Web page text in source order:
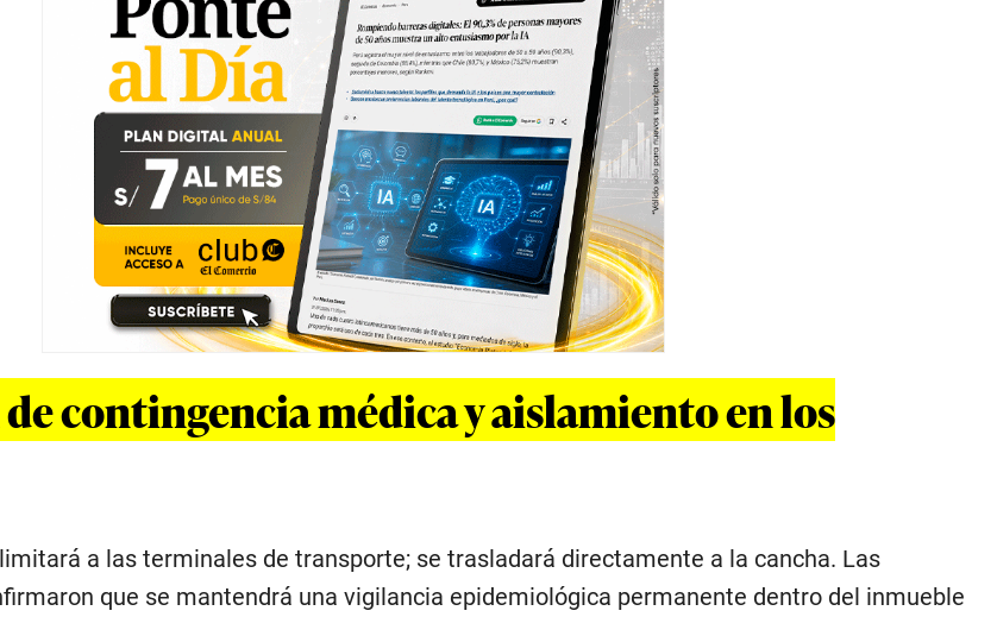
de contingencia médica y aislamiento en los
a las terminales de transporte; se trasladará directamente a la cancha. Las
que se mantendrá una vigilancia epidemiológica permanente dentro del inmueble